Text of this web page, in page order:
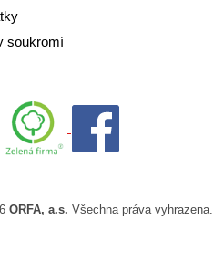
soukromí
ORFA, a.s. Všechna práva vyhrazena.